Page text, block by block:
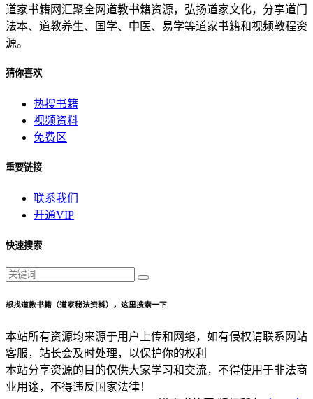
道家书籍网汇聚全网道教书籍资源，弘扬道家文化，分享道门
法本、道教养生、国学、中医、易学等道家书籍和视频教程资
源。
猜你喜欢
热搜书籍
视频资料
免费区
重要链接
联系我们
开通VIP
快速搜索
想找道教书籍（道家秘法资料），这里搜索一下
本站所有资源均来源于用户上传和网络，如有侵权请联系网站
客服，站长会及时处理，以保护你的权利
本站分享资源的目的仅供大家学习和交流，不得使用于非法商
业用途，不得违反国家法律！